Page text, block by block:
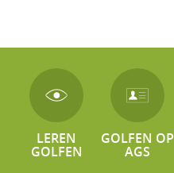
LEREN
GOLFEN
GOLFEN OP
AGS